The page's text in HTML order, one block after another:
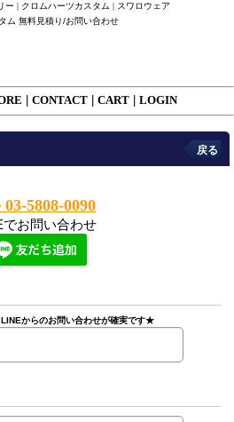
ー | クロムハーツカスタム | スワロウェア
ム 無料見積り/お問い合わせ
CONTACT CART LOGIN
戻る
03-5808-0090
でお問い合わせ
からのお問い合わせが確実です★